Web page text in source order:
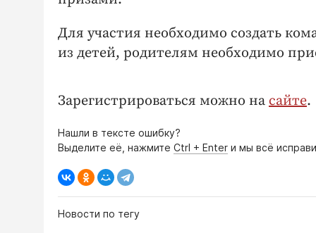
Для участия необходимо создать
из детей, родителям необходимо
Зарегистрироваться можно на сайте.
Нашли в тексте ошибку?
Выделите её, нажмите Ctrl + Enter и мы всё
Новости по тегу